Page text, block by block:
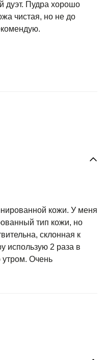
дуэт. Пудра хорошо
чистая, но не до
кожи. У меня
тип кожи, но
склонная к
использую 2 раза в
утром. Очень